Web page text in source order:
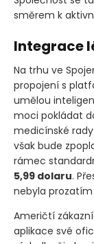
směrem k
Integrace
Na trhu ve
propojení s
umělou
moci pokládat
medicínské
však bude
rámec
5,99 dolaru.
nebyla
Američtí
aplikace své